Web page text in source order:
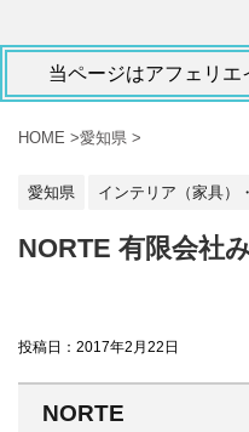
当ページはアフェリエ
HOME >愛知県 >
愛知県 インテリア（家具）
NORTE 有限会社
投稿日： 2017年2月22日
NORTE